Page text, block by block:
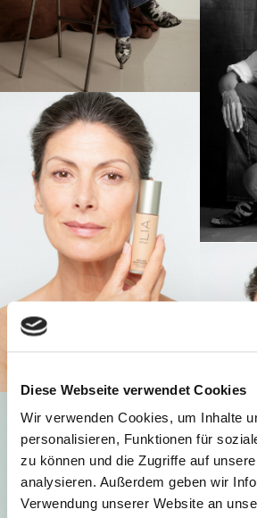
Diese Webseite verwendet Cookies
Wir verwenden Cookies, um Inhalte
personalisieren, Funktionen für
zu können und die Zugriffe auf
analysieren. Außerdem geben wir
Verwendung unserer Website an